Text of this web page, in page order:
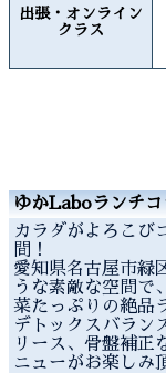
出張・オンライン
クラス
ゆかLaboランチ
カラダがよろこび
間！
愛知県名古屋市緑
うな素敵な空間で
菜たっぷりの絶品
デトックスバラン
リース、骨盤補正
ニューがお楽しみ